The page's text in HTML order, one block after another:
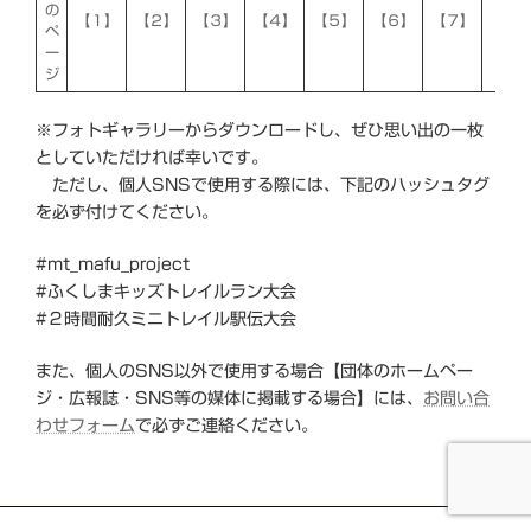
の
ペ
ー
ジ
【１】 【２】 【３】 【４】 【５】 【６】 【７】
※フォトギャラリーからダウンロードし、ぜひ思い出の一枚
としていただければ幸いです。
ただし、個人SNSで使用する際には、下記のハッシュタグ
を必ず付けてください。
#mt_mafu_project
#ふくしまキッズトレイルラン大会
#２時間耐久ミニトレイル駅伝大会
また、個人のSNS以外で使用する場合【団体のホームペー
ジ・広報誌・SNS等の媒体に掲載する場合】には、 お問い合
わせフォームで必ずご連絡ください。